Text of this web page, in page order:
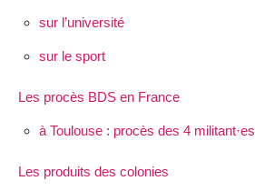
sur l’université
sur le sport
Les procès BDS en France
à Toulouse : procès des 4 militant·es
Les produits des colonies